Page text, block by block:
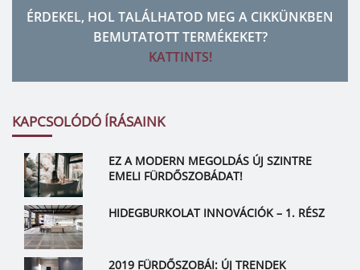
ÉRDEKEL, HOL TALÁLHATOD MEG A CIKKÜNKBEN
BEMUTATOTT TERMÉKEKET?
KATTINTS!
KAPCSOLÓDÓ ÍRÁSAINK
EZ A MODERN MEGOLDÁS ÚJ SZINTRE
EMELI FÜRDŐSZOBÁDAT!
HIDEGBURKOLAT INNOVÁCIÓK – 1. RÉSZ
2019 FÜRDŐSZOBÁI: ÚJ TRENDEK